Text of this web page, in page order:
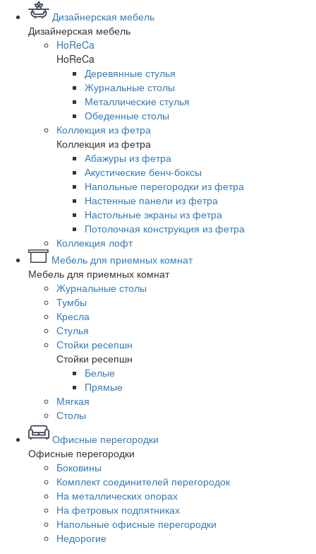
Дизайнерская мебель
Дизайнерская мебель
HoReCa
HoReCa
Деревянные стулья
Журнальные столы
Металлические стулья
Обеденные столы
Коллекция из фетра
Коллекция из фетра
Абажуры из фетра
Акустические бенч-боксы
Напольные перегородки из фетра
Настенные панели из фетра
Настольные экраны из фетра
Потолочная конструкция из фетра
Коллекция лофт
Мебель для приемных комнат
Мебель для приемных комнат
Журнальные столы
Тумбы
Кресла
Стулья
Стойки ресепшн
Стойки ресепшн
Белые
Прямые
Мягкая
Столы
Офисные перегородки
Офисные перегородки
Боковины
Комплект соединителей перегородок
На металлических опорах
На фетровых подпятниках
Напольные офисные перегородки
Недорогие